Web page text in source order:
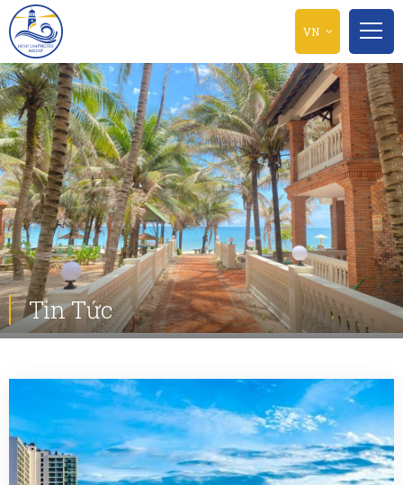
VN
Tin Tức